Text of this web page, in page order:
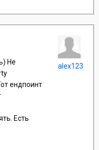
Не
ендпоинт
Есть
alex123